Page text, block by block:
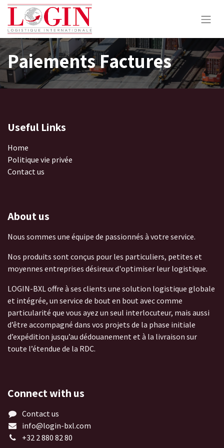
Paiements Factures
Useful Links
Home
Politique vie privée
Contact us
About us
Nous sommes une équipe de passionnés à votre service.
Nos produits sont conçus pour les particuliers, petites et
moyennes entreprises désireux d'optimiser leur logistique.
LOGIN-BXL offre à ses clients une solution logistique globale
et intégrée, un service de bout en bout avec comme
particularité que vous ayez un seul interlocuteur, mais aussi
d’être accompagné dans vos projets de la phase initiale
d’expédition jusqu’au dédouanement et à la livraison sur
toute l’étendue de la RDC.
Connect with us
Contact us
info@login-bxl.com
+32 2 880 82 80